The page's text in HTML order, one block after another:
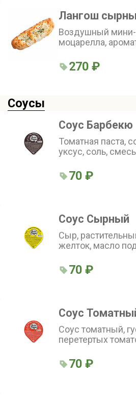
Лангош
Воздушный
моцарелла,
270 ₽
Соусы
Соус Барбекю
Томатная паста,
уксус, соль,
70 ₽
Соус Сырный
Сыр,
желток, масло
70 ₽
Соус
Соус томатный,
перетертых
70 ₽